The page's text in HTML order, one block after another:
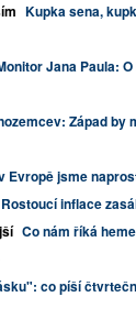
Kupka sena,
Jana Paula:
Západ by
Evropě jsme
inflace
Co nám říká
co píší